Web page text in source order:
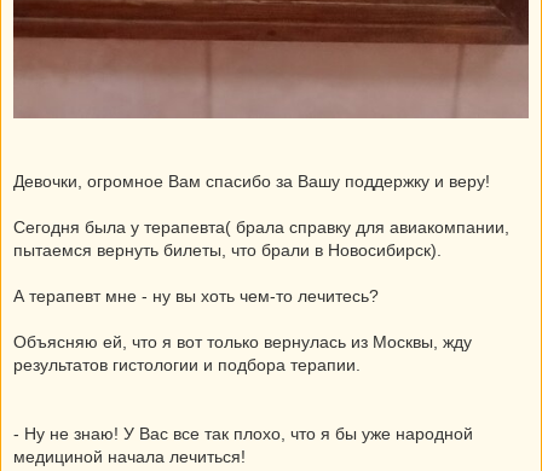
Девочки, огромное Вам спасибо за Вашу поддержку и веру!
Сегодня была у терапевта( брала справку для авиакомпании,
пытаемся вернуть билеты, что брали в Новосибирск).
А терапевт мне - ну вы хоть чем-то лечитесь?
Объясняю ей, что я вот только вернулась из Москвы, жду
результатов гистологии и подбора терапии.
- Ну не знаю! У Вас все так плохо, что я бы уже народной
медициной начала лечиться!